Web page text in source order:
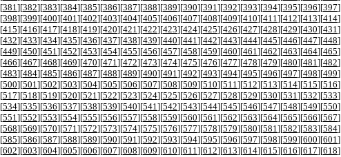
[381][382][383][384][385][386][387][388][389][390][391][392][393][394][395][396][397]
[398][399][400][401][402][403][404][405][406][407][408][409][410][411][412][413][414]
[415][416][417][418][419][420][421][422][423][424][425][426][427][428][429][430][431]
[432][433][434][435][436][437][438][439][440][441][442][443][444][445][446][447][448]
[449][450][451][452][453][454][455][456][457][458][459][460][461][462][463][464][465]
[466][467][468][469][470][471][472][473][474][475][476][477][478][479][480][481][482]
[483][484][485][486][487][488][489][490][491][492][493][494][495][496][497][498][499]
[500][501][502][503][504][505][506][507][508][509][510][511][512][513][514][515][516]
[517][518][519][520][521][522][523][524][525][526][527][528][529][530][531][532][533]
[534][535][536][537][538][539][540][541][542][543][544][545][546][547][548][549][550]
[551][552][553][554][555][556][557][558][559][560][561][562][563][564][565][566][567]
[568][569][570][571][572][573][574][575][576][577][578][579][580][581][582][583][584]
[585][586][587][588][589][590][591][592][593][594][595][596][597][598][599][600][601]
[602][603][604][605][606][607][608][609][610][611][612][613][614][615][616][617][618]